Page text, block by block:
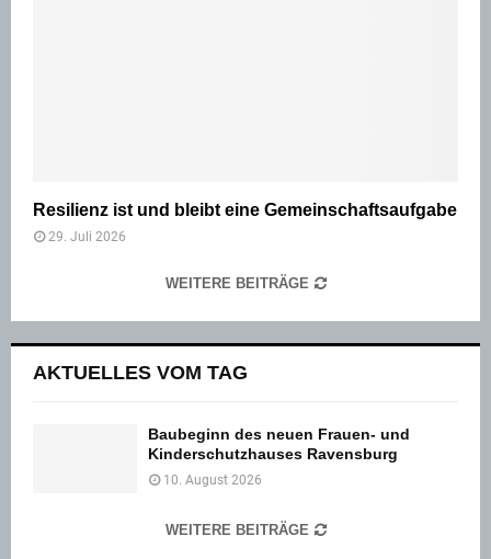
Resilienz ist und bleibt eine Gemeinschaftsaufgabe
29. Juli 2026
WEITERE BEITRÄGE
AKTUELLES VOM TAG
Baubeginn des neuen Frauen- und
Kinderschutzhauses Ravensburg
10. August 2026
WEITERE BEITRÄGE